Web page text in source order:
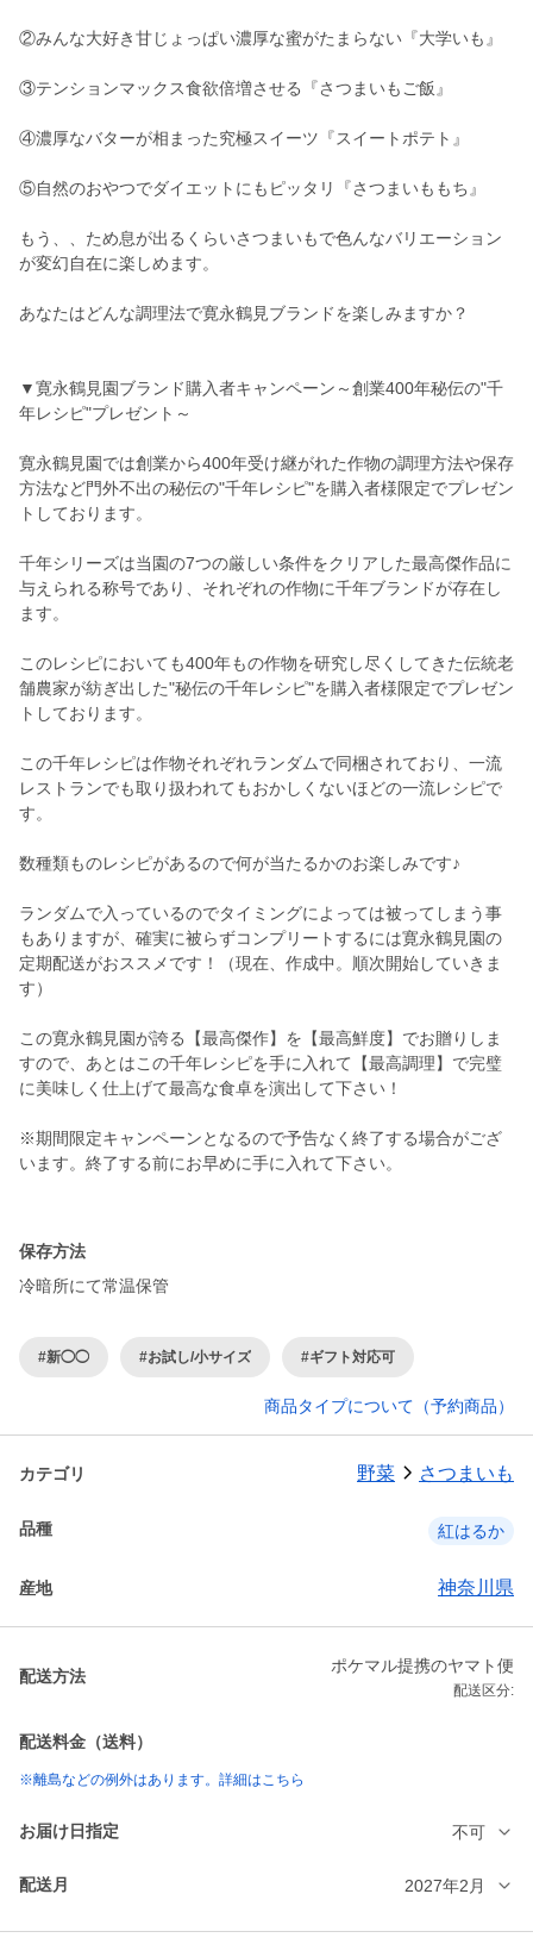
②みんな大好き甘じょっぱい濃厚な蜜がたまらない『大学いも』
③テンションマックス食欲倍増させる『さつまいもご飯』
④濃厚なバターが相まった究極スイーツ『スイートポテト』
⑤自然のおやつでダイエットにもピッタリ『さつまいももち』
もう、、ため息が出るくらいさつまいもで色んなバリエーション
が変幻自在に楽しめます。
あなたはどんな調理法で寛永鶴見ブランドを楽しみますか？
▼寛永鶴見園ブランド購入者キャンペーン～創業400年秘伝の"千
年レシピ"プレゼント～
寛永鶴見園では創業から400年受け継がれた作物の調理方法や保存
方法など門外不出の秘伝の"千年レシピ"を購入者様限定でプレゼン
トしております。
千年シリーズは当園の7つの厳しい条件をクリアした最高傑作品に
与えられる称号であり、それぞれの作物に千年ブランドが存在し
ます。
このレシピにおいても400年もの作物を研究し尽くしてきた伝統老
舗農家が紡ぎ出した"秘伝の千年レシピ"を購入者様限定でプレゼン
トしております。
この千年レシピは作物それぞれランダムで同梱されており、一流
レストランでも取り扱われてもおかしくないほどの一流レシピで
す。
数種類ものレシピがあるので何が当たるかのお楽しみです♪
ランダムで入っているのでタイミングによっては被ってしまう事
もありますが、確実に被らずコンプリートするには寛永鶴見園の
定期配送がおススメです！（現在、作成中。順次開始していきま
す）
この寛永鶴見園が誇る【最高傑作】を【最高鮮度】でお贈りしま
すので、あとはこの千年レシピを手に入れて【最高調理】で完璧
に美味しく仕上げて最高な食卓を演出して下さい！
※期間限定キャンペーンとなるので予告なく終了する場合がござ
います。終了する前にお早めに手に入れて下さい。
保存方法
冷暗所にて常温保管
#新◯◯ #お試し/小サイズ #ギフト対応可
商品タイプについて（予約商品）
カテゴリ 野菜 さつまいも
品種 紅はるか
産地 神奈川県
配送方法
ポケマル提携のヤマト便
配送区分:
配送料金（送料）
※離島などの例外はあります。詳細はこちら
お届け日指定 不可
配送月 2027年2月